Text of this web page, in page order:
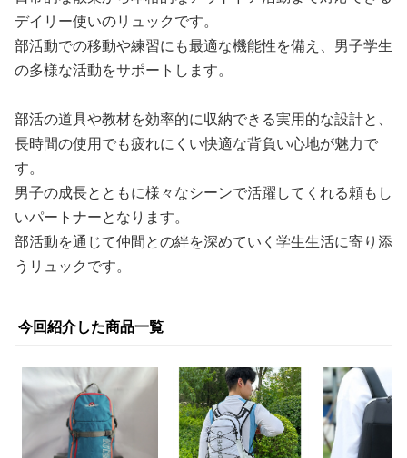
デイリー使いのリュックです。
部活動での移動や練習にも最適な機能性を備え、男子学生
の多様な活動をサポートします。
部活の道具や教材を効率的に収納できる実用的な設計と、
長時間の使用でも疲れにくい快適な背負い心地が魅力で
す。
男子の成長とともに様々なシーンで活躍してくれる頼もし
いパートナーとなります。
部活動を通じて仲間との絆を深めていく学生生活に寄り添
うリュックです。
今回紹介した商品一覧